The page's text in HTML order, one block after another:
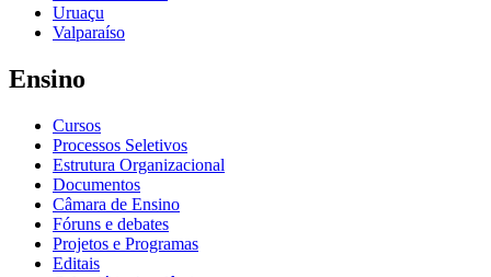
Uruaçu
Valparaíso
Ensino
Cursos
Processos Seletivos
Estrutura Organizacional
Documentos
Câmara de Ensino
Fóruns e debates
Projetos e Programas
Editais